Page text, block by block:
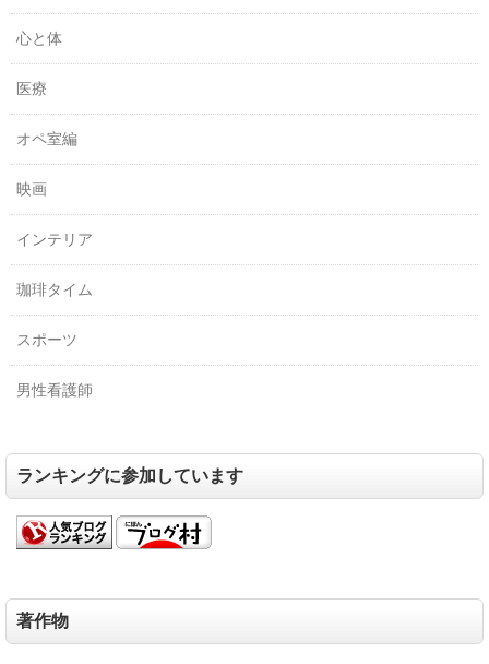
心と体
医療
オペ室編
映画
インテリア
珈琲タイム
スポーツ
男性看護師
ランキングに参加しています
著作物